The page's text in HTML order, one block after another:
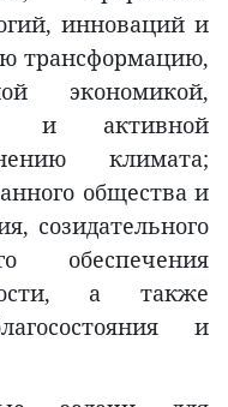
инноваций и
трансформацию,
экономикой,
и активной
климата;
общества и
созидательного
обеспечения
а также
и